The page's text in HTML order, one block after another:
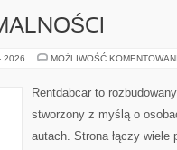
2026 MOŻLIWOŚĆ
Rentdabcar to
stworzony z myślą o
autach. Strona łączy wiele